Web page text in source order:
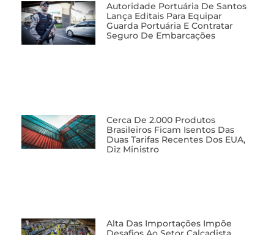
Autoridade Portuária De Santos
Lança Editais Para Equipar
Guarda Portuária E Contratar
Seguro De Embarcações
Cerca De 2.000 Produtos
Brasileiros Ficam Isentos Das
Duas Tarifas Recentes Dos EUA,
Diz Ministro
Alta Das Importações Impõe